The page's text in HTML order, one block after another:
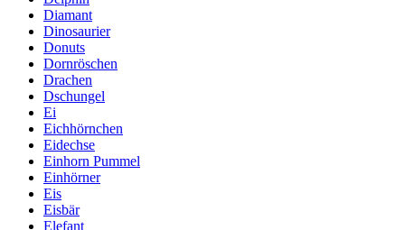
Diamant
Dinosaurier
Donuts
Dornröschen
Drachen
Dschungel
Ei
Eichhörnchen
Eidechse
Einhorn Pummel
Einhörner
Eis
Eisbär
Elefant